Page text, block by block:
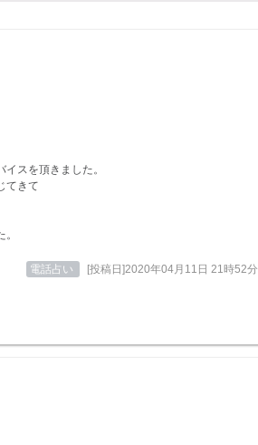
スを頂きました。
てきて
電話占い [投稿日]2020年04月11日 21時52分